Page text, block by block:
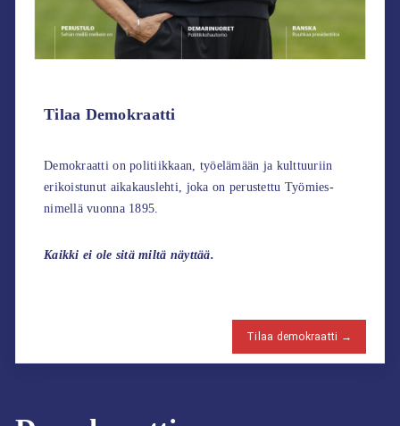
Tilaa Demokraatti
Demokraatti on politiikkaan, työelämään ja kulttuuriin
erikoistunut aikakauslehti, joka on perustettu Työmies-
nimellä vuonna 1895.
Kaikki ei ole sitä miltä näyttää.
Tilaa demokraatti →